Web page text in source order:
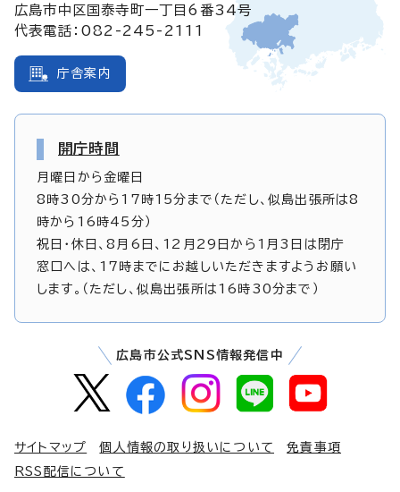
広島市中区国泰寺町一丁目6番34号
代表電話：082-245-2111
庁舎案内
開庁時間
月曜日から金曜日
8時30分から17時15分まで（ただし、似島出張所は8
時から16時45分）
祝日・休日、8月6日、12月29日から1月3日は閉庁
窓口へは、17時までにお越しいただきますようお願い
します。（ただし、似島出張所は16時30分まで）
広島市公式SNS情報発信中
サイトマップ 個人情報の取り扱いについて
免責事項
RSS配信について